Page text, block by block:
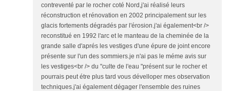
contreventé par le rocher coté Nord,j'ai réalisé leurs
réconstruction et rénovation en 2002 principalement sur les
glacis fortements dégradés par l'érosion.j'ai également<br />
reconstitué en 1992 l'arc et le manteau de la cheminée de la
grande salle d'aprés les vestiges d'une épure de joint encore
présente sur l'un des sommiers.je n'ai pas le méme avis sur
les vestiges<br /> du "culte de l'eau "présent sur le rocher et
pourrais peut étre plus tard vous dévelloper mes observation
techniques.j'ai également dégager l'ensemble des ruines